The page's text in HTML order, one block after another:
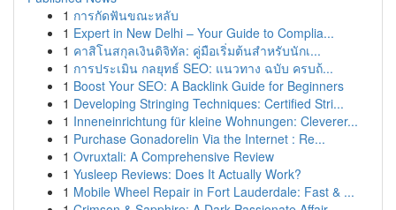
1 การกัดฟันขณะหลับ
1 Expert in New Delhi – Your Guide to Complia...
1 คาสิโนสกุลเงินดิจิทัล: คู่มือเริ่มต้นสำหรับนักเ...
1 การประเมิน กลยุทธ์ SEO: แนวทาง ฉบับ ครบถ้...
1 Boost Your SEO: A Backlink Guide for Beginners
1 Developing Stringing Techniques: Certified Stri...
1 Inneneinrichtung für kleine Wohnungen: Cleverer...
1 Purchase Gonadorelin Via the Internet : Re...
1 Ovruxtali: A Comprehensive Review
1 Yusleep Reviews: Does It Actually Work?
1 Mobile Wheel Repair in Fort Lauderdale: Fast & ...